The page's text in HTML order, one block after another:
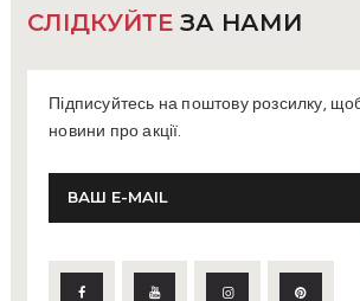
СЛІДКУЙТЕ ЗА НАМИ
Підписуйтесь на поштову розсилку,
новини про акції.